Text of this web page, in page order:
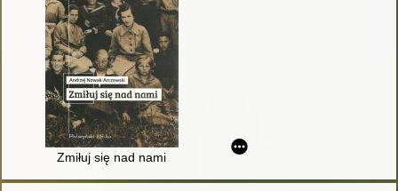
Zmiłuj się nad nami